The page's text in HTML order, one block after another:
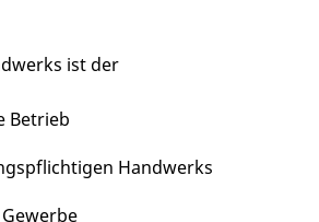
ist der
Betrieb
Handwerks